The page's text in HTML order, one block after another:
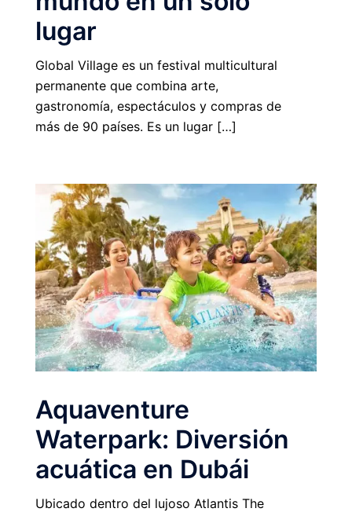
lugar
Global Village es un festival multicultural
permanente que combina arte,
gastronomía, espectáculos y compras de
más de 90 países. Es un lugar […]
Aquaventure
Waterpark: Diversión
acuática en Dubái
Ubicado dentro del lujoso Atlantis The